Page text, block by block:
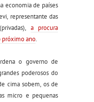
economia de países
representante das
a procura
próximo ano.
o governo de
poderosos do
cima sobem, os de
micro e pequenas